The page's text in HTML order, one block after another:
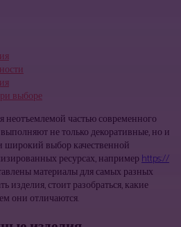
выборе
частью современного
не только декоративные, но и
выбор качественной
ресурсах, напримерhttps://
материалы для самых разных
изделия, стоит разобраться, какие
они отличаются.